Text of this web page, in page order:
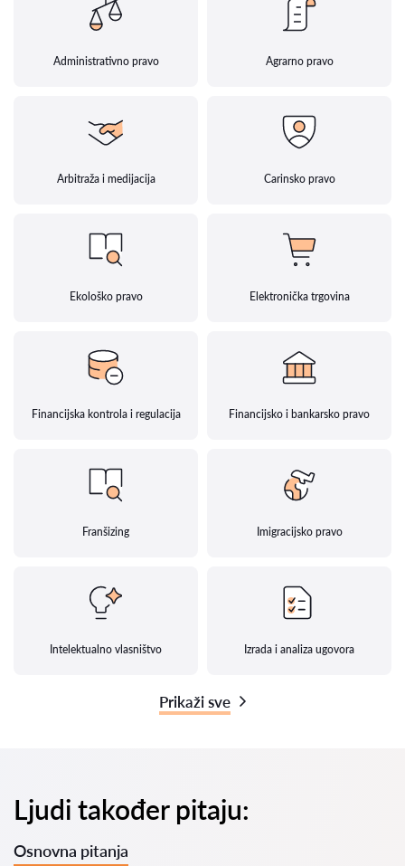
Administrativno pravo Agrarno pravo
Arbitraža i medijacija Carinsko pravo
Ekološko pravo Elektronička trgovina
Financijska kontrola i regulacija Financijsko i bankarsko pravo
Franšizing Imigracijsko pravo
Intelektualno vlasništvo Izrada i analiza ugovora
Prikaži sve
Ljudi također pitaju:
Osnovna pitanja